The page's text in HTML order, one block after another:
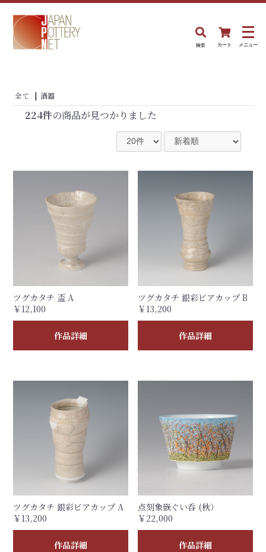
検索 カート メニュー
全て | 酒器
224件の商品が見つかりました
ツグカタチ 盃 A
￥12,100
作品詳細
ツグカタチ 銀彩ビアカップ B
￥13,200
作品詳細
ツグカタチ 銀彩ビアカップ A
￥13,200
作品詳細
点刻象嵌ぐい呑 (秋）
￥22,000
作品詳細